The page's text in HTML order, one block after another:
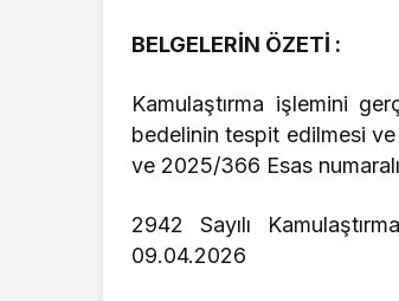
BELGELERİN ÖZETİ :
Kamulaştırma işlemini
bedelinin tespit edilmesi
ve 2025/366 Esas
2942 Sayılı
09.04.2026